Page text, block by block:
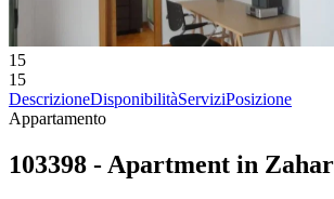
15
15
DescrizioneDisponibilitàServiziPosizione
Appartamento
103398 - Apartment in